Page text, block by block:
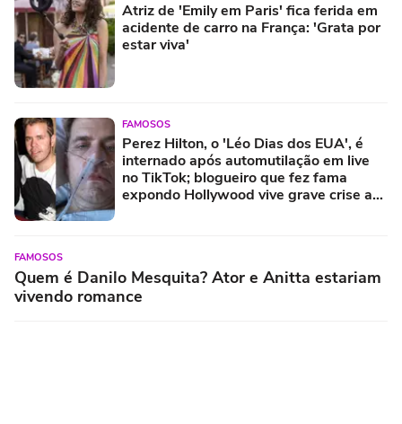
Atriz de 'Emily em Paris' fica ferida em
acidente de carro na França: 'Grata por
estar viva'
FAMOSOS
Perez Hilton, o 'Léo Dias dos EUA', é
internado após automutilação em live
no TikTok; blogueiro que fez fama
expondo Hollywood vive grave crise aos
FAMOSOS
Quem é Danilo Mesquita? Ator e Anitta estariam
vivendo romance